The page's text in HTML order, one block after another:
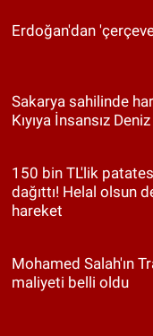
Erdoğan'dan
Sakarya sahilinde
Kıyıya İnsansız
150 bin TL'lik
dağıttı! Helal olsun
hareket
Mohamed Salah'ın
maliyeti belli oldu